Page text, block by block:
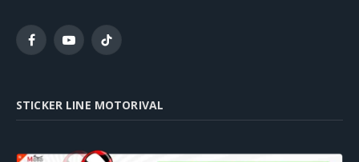
FacebookYouTubeTikTok
STICKER LINE MOTORIVAL